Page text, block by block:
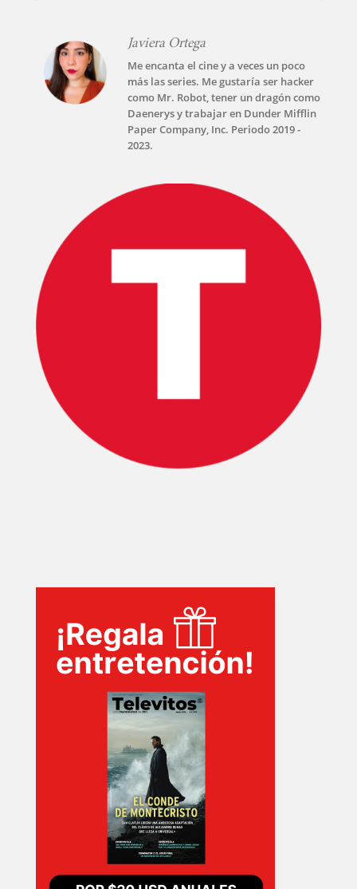
Javiera Ortega
Me encanta el cine y a veces un poco
más las series. Me gustaría ser hacker
como Mr. Robot, tener un dragón como
Daenerys y trabajar en Dunder Mifflin
Paper Company, Inc. Periodo 2019 -
2023.